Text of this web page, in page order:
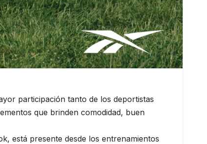
participación tanto de los deportistas
que brinden comodidad, buen
está presente desde los entrenamientos